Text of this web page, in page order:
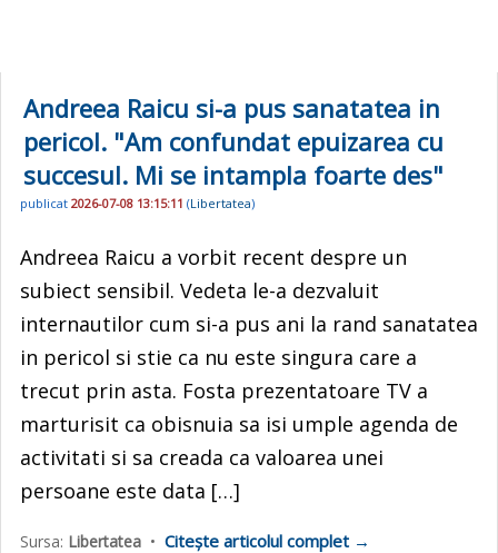
Andreea Raicu si-a pus sanatatea in
pericol. "Am confundat epuizarea cu
succesul. Mi se intampla foarte des"
publicat 2026-07-08 13:15:11 (Libertatea)
Andreea Raicu a vorbit recent despre un
subiect sensibil. Vedeta le-a dezvaluit
internautilor cum si-a pus ani la rand sanatatea
in pericol si stie ca nu este singura care a
trecut prin asta. Fosta prezentatoare TV a
marturisit ca obisnuia sa isi umple agenda de
activitati si sa creada ca valoarea unei
persoane este data […]
Sursa: Libertatea • Citește articolul complet →